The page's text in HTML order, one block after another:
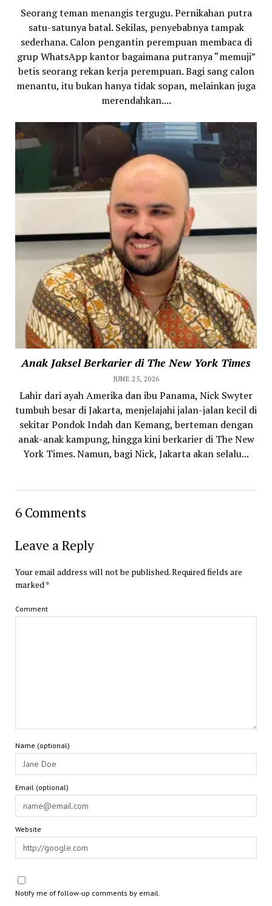
Seorang teman menangis tergugu. Pernikahan putra
satu-satunya batal. Sekilas, penyebabnya tampak
sederhana. Calon pengantin perempuan membaca di
grup WhatsApp kantor bagaimana putranya “memuji”
betis seorang rekan kerja perempuan. Bagi sang calon
menantu, itu bukan hanya tidak sopan, melainkan juga
merendahkan....
Anak Jaksel Berkarier di The New York Times
JUNE 25, 2026
Lahir dari ayah Amerika dan ibu Panama, Nick Swyter
tumbuh besar di Jakarta, menjelajahi jalan-jalan kecil di
sekitar Pondok Indah dan Kemang, berteman dengan
anak-anak kampung, hingga kini berkarier di The New
York Times. Namun, bagi Nick, Jakarta akan selalu...
6 Comments
Leave a Reply
Your email address will not be published.Required fields are
marked*
Comment
Name (optional)
Email (optional)
Website
Notify me of follow-up comments by email.